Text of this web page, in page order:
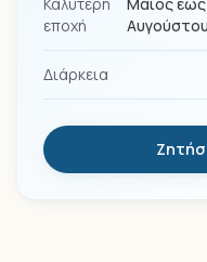
εποχή
Διάρκεια